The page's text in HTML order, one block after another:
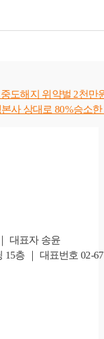
도해지 위약벌 2천만
사 상대로 80%승소
대표자 송윤
층 ｜ 대표번호 02-